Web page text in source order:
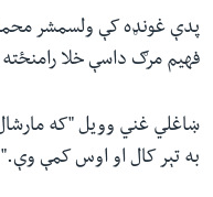
پدې غونډه کې ولسمشر
فهیم مرګ داسې خلا
ښاغلي غني
به تېر کال او اوس کمې وې.‪"‬